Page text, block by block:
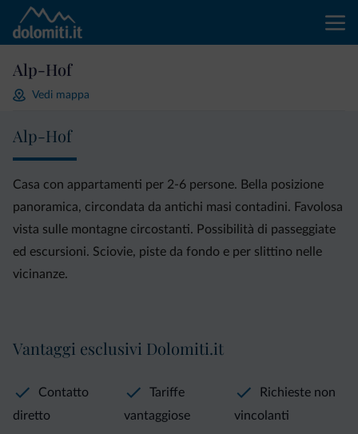
Alp-Hof
Vedi mappa
Alp-Hof
Casa con appartamenti per 2-6 persone. Bella posizione
panoramica, circondata da antichi masi contadini. Favolosa
vista sulle montagne circostanti. Possibilità di passeggiate
ed escursioni. Sciovie, piste da fondo e per slittino nelle
vicinanze.
Vantaggi esclusivi Dolomiti.it
Contatto
diretto
Tariffe
vantaggiose
Richieste non
vincolanti